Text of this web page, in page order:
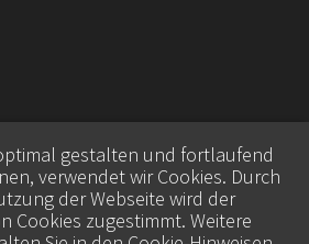
gestalten und fortlaufend
verwendet wir Cookies. Durch
der Webseite wird der
Cookies zugestimmt. Weitere